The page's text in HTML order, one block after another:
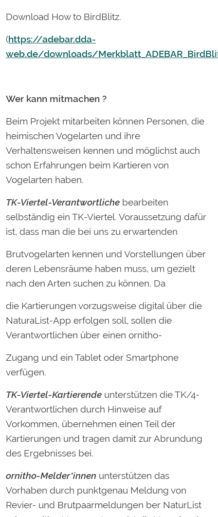
Download How to BirdBlitz.
(https://adebar.dda-
web.de/downloads/
Wer kann mitmachen ?
Beim Projekt mitarbeiten können Personen, die
heimischen Vogelarten und ihre
Verhaltensweisen kennen und möglichst auch
schon Erfahrungen beim Kartieren von
Vogelarten haben.
TK-Viertel-Verantwortliche bearbeiten
selbständig ein TK-Viertel. Voraussetzung dafür
ist, dass man die bei uns zu erwartenden
Brutvogelarten kennen und Vorstellungen über
deren Lebensräume haben muss, um gezielt
nach den Arten suchen zu können. Da
die Kartierungen vorzugsweise digital über die
NaturaList-App erfolgen soll, sollen die
Verantwortlichen über einen ornitho-
Zugang und ein Tablet oder Smartphone
verfügen.
TK-Viertel-Kartierende unterstützen die TK/4-
Verantwortlichen durch Hinweise auf
Vorkommen, übernehmen einen Teil der
Kartierungen und tragen damit zur Abrundung
des Ergebnisses bei.
ornitho-Melder*innen unterstützen das
Vorhaben durch punktgenau Meldung von
Revier- und Brutpaarmeldungen ber NaturList